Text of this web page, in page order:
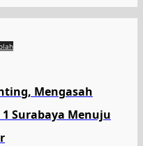
Mengasah
1 Surabaya Menuju